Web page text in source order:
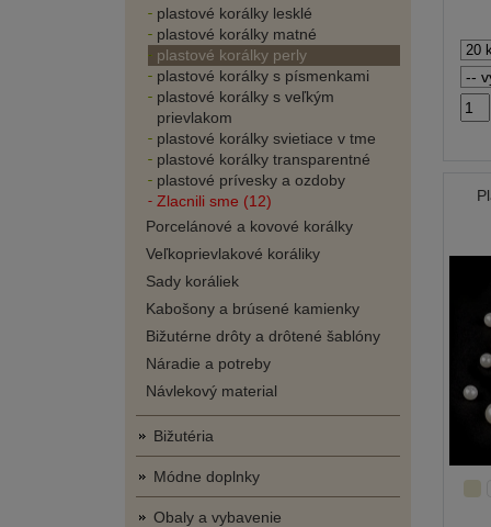
plastové korálky lesklé
plastové korálky matné
plastové korálky perly
plastové korálky s písmenkami
plastové korálky s veľkým
prievlakom
plastové korálky svietiace v tme
plastové korálky transparentné
plastové prívesky a ozdoby
Zlacnili sme (12)
Porcelánové a kovové korálky
Veľkoprievlakové koráliky
Sady koráliek
Kabošony a brúsené kamienky
Bižutérne drôty a drôtené šablóny
Náradie a potreby
Návlekový material
Bižutéria
Módne doplnky
Obaly a vybavenie